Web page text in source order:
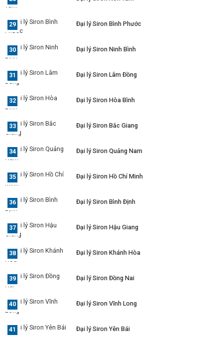
Đại lý Siron Bình Phước
Đại lý Siron Ninh Bình
Đại lý Siron Lâm Đồng
Đại lý Siron Hòa Bình
Đại lý Siron Bắc Giang
Đại lý Siron Quảng Nam
Đại lý Siron Hồ Chí Minh
Đại lý Siron Bình Định
Đại lý Siron Hậu Giang
Đại lý Siron Khánh Hòa
Đại lý Siron Đồng Nai
Đại lý Siron Vĩnh Long
Đại lý Siron Yên Bái